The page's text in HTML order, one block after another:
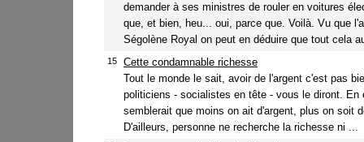
demander à ses ministres de rouler en voitures
que, et bien, heu... oui, parce que. Voilà. Vu que
Ségolène Royal on peut en déduire que tout cela
15
Cette condamnable richesse
Tout le monde le sait, avoir de l'argent c'est pas
politiciens - socialistes en tête - vous le diront. En
semblerait que moins on ait d'argent, plus on soit
D'ailleurs, personne ne recherche la richesse ni ...